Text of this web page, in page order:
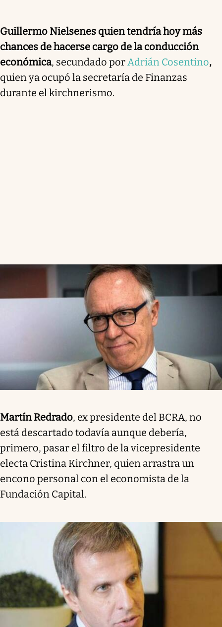
Guillermo Nielsenes quien tendría hoy más
chances de hacerse cargo de la conducción
económica, secundado porAdrián Cosentino,
quien ya ocupó la secretaría de Finanzas
durante el kirchnerismo.
Martín Redrado, ex presidente del BCRA, no
está descartado todavía aunque debería,
primero, pasar el filtro de la vicepresidente
electa Cristina Kirchner, quien arrastra un
encono personal con el economista de la
Fundación Capital.